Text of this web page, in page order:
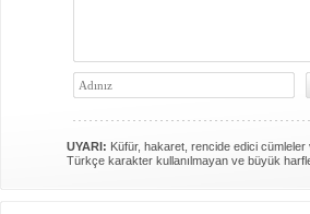
UYARI: Küfür, hakaret, rencide edici cümleler
Türkçe karakter kullanılmayan ve büyük